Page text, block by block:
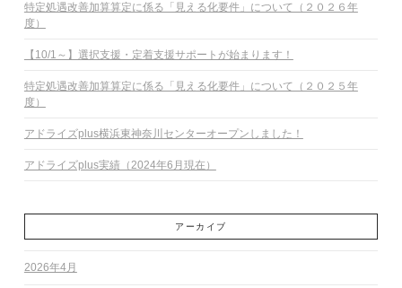
特定処遇改善加算算定に係る「見える化要件」について（２０２６年
度）
【10/1～】選択支援・定着支援サポートが始まります！
特定処遇改善加算算定に係る「見える化要件」について（２０２５年
度）
アドライズplus横浜東神奈川センターオープンしました！
アドライズplus実績（2024年6月現在）
アーカイブ
2026年4月